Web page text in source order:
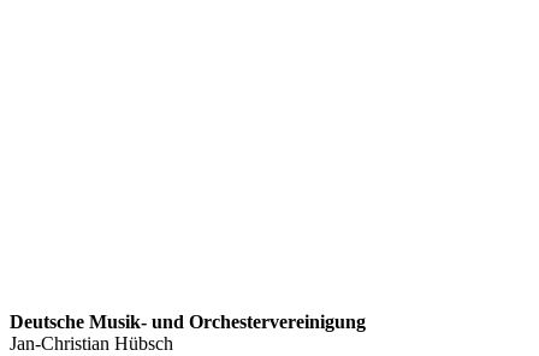
Deutsche Musik- und Orchestervereinigung
Jan-Christian Hübsch